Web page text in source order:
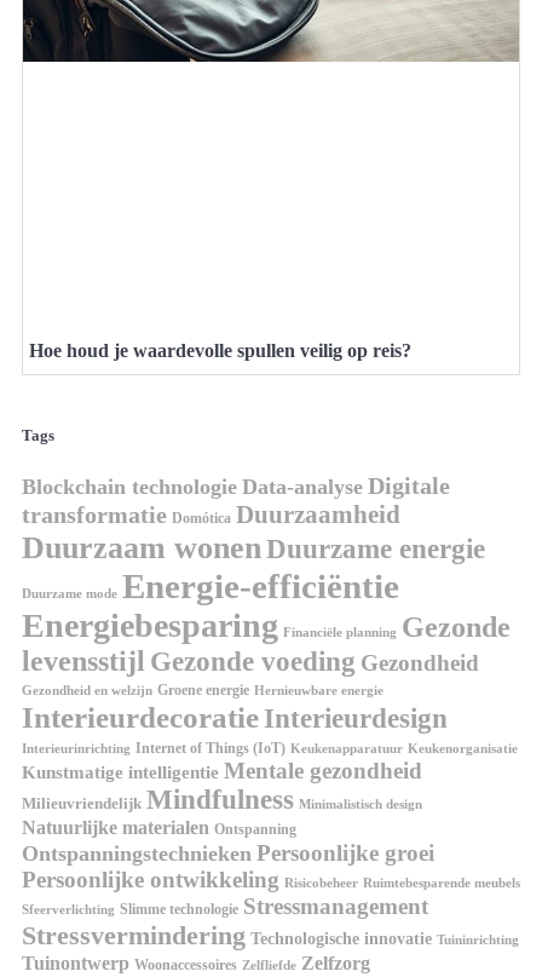
Hoe houd je waardevolle spullen veilig op reis?
Tags
Blockchain technologie Data-analyse Digitale
transformatie Domótica Duurzaamheid
Duurzaam wonenDuurzame energie
Duurzame mode Energie-efficiëntie
Energiebesparing Financiële planning Gezonde
levensstijl Gezonde voeding Gezondheid
Gezondheid en welzijn Groene energie Hernieuwbare energie
InterieurdecoratieInterieurdesign
Interieurinrichting Internet of Things (IoT) Keukenapparatuur Keukenorganisatie
Kunstmatige intelligentie Mentale gezondheid
Milieuvriendelijk Mindfulness Minimalistisch design
Natuurlijke materialen Ontspanning
Ontspanningstechnieken Persoonlijke groei
Persoonlijke ontwikkeling Risicobeheer Ruimtebesparende meubels
Sfeerverlichting Slimme technologie Stressmanagement
Stressvermindering Technologische innovatie Tuininrichting
Tuinontwerp Woonaccessoires Zelfliefde Zelfzorg